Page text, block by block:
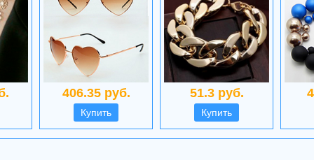
406.35 руб.
Купить
51.3 руб.
Купить